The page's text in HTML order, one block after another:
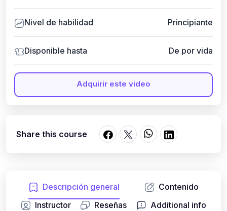
Descripción general
Contenido
Instructor
Reseñas Additional info
Nivel de habilidad Principiante
Disponible hasta De por vida
Adquirir este video
Share this course